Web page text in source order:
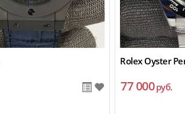
Rolex Oyster
77 000руб.